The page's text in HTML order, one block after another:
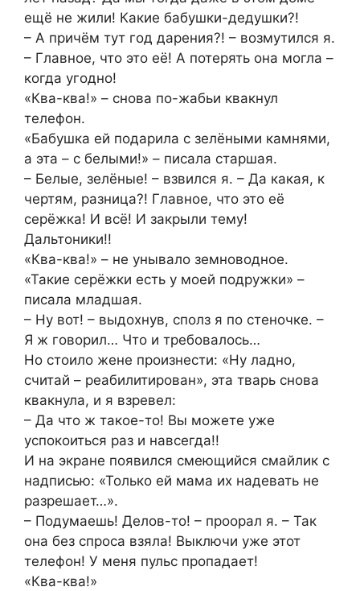
ещё не жили! Какие бабушки-дедушки?!
– А причём тут год дарения?! – возмутился я.
– Главное, что это её! А потерять она могла –
когда угодно!
«Ква-ква!» – снова по-жабьи квакнул
телефон.
«Бабушка ей подарила с зелёными камнями,
а эта – с белыми!» – писала старшая.
– Белые, зелёные! – взвился я. – Да какая, к
чертям, разница?! Главное, что это её
серёжка! И всё! И закрыли тему!
Дальтоники!!
«Ква-ква!» – не унывало земноводное.
«Такие серёжки есть у моей подружки» –
писала младшая.
– Ну вот! – выдохнув, сполз я по стеночке. –
Я ж говорил… Что и требовалось…
Но стоило жене произнести: «Ну ладно,
считай – реабилитирован», эта тварь снова
квакнула, и я взревел:
– Да что ж такое-то! Вы можете уже
успокоиться раз и навсегда!!
И на экране появился смеющийся смайлик с
надписью: «Только ей мама их надевать не
разрешает…».
– Подумаешь! Делов-то! – проорал я. – Так
она без спроса взяла! Выключи уже этот
телефон! У меня пульс пропадает!
«Ква-ква!»